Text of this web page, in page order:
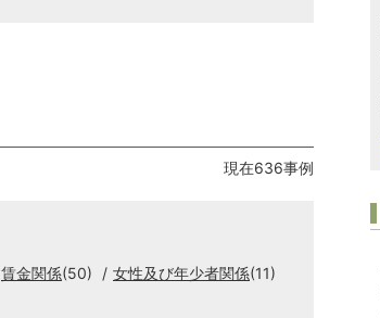
現在636事例
賃金関係(50) 女性及び年少者関係(11)